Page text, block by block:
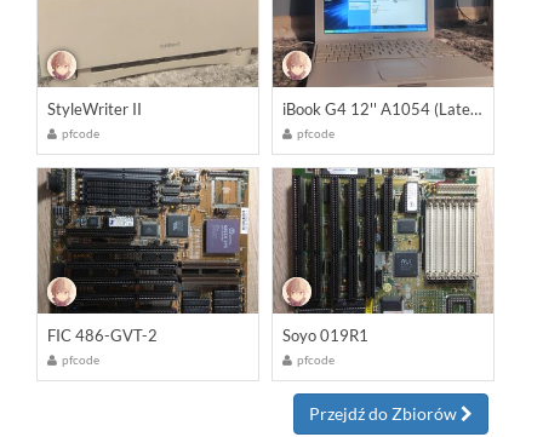
StyleWriter II
pfcode
iBook G4 12'' A1054 (Late 2004)
pfcode
FIC 486-GVT-2
pfcode
Soyo 019R1
pfcode
Przejdź do Zbiorów